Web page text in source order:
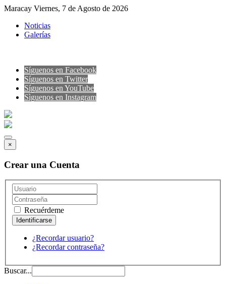
Maracay Viernes, 7 de Agosto de 2026
Noticias
Galerías
Síguenos en Facebook
Síguenos en Twitter
Síguenos en YouTube
Sìguenos en Instagram
×
Crear una Cuenta
Recuérdeme
¿Recordar usuario?
¿Recordar contraseña?
Buscar...